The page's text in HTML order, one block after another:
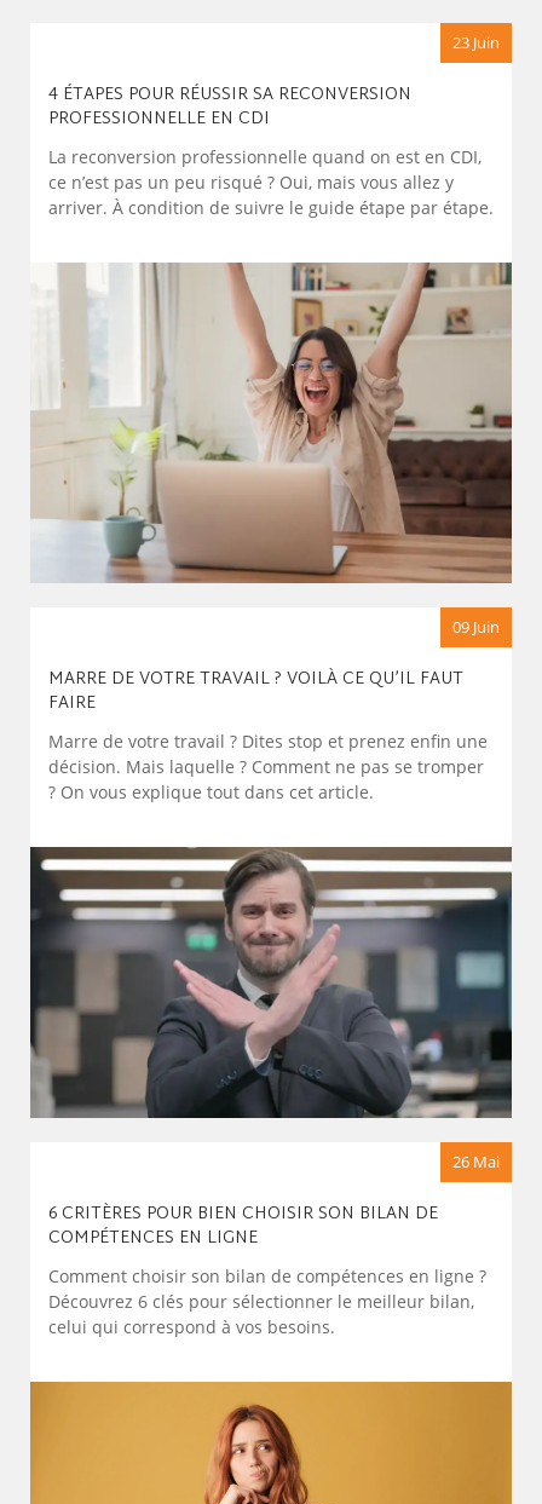
23 Juin
4 ÉTAPES POUR RÉUSSIR SA RECONVERSION
PROFESSIONNELLE EN CDI
La reconversion professionnelle quand on est en CDI,
ce n’est pas un peu risqué ? Oui, mais vous allez y
arriver. À condition de suivre le guide étape par étape.
09 Juin
MARRE DE VOTRE TRAVAIL ? VOILÀ CE QU’IL FAUT
FAIRE
Marre de votre travail ? Dites stop et prenez enfin une
décision. Mais laquelle ? Comment ne pas se tromper
? On vous explique tout dans cet article.
26 Mai
6 CRITÈRES POUR BIEN CHOISIR SON BILAN DE
COMPÉTENCES EN LIGNE
Comment choisir son bilan de compétences en ligne ?
Découvrez 6 clés pour sélectionner le meilleur bilan,
celui qui correspond à vos besoins.